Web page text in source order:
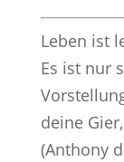
Leben ist
Es ist nur
deine
(Anthony